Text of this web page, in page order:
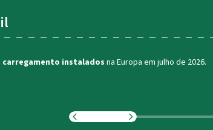
carregamento instalados na Europa em julho de 2026.